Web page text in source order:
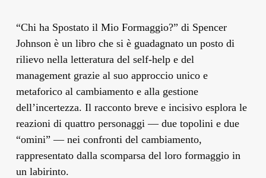
“Chi ha Spostato il Mio Formaggio?” di Spencer
Johnson è un libro che si è guadagnato un posto di
rilievo nella letteratura del self-help e del
management grazie al suo approccio unico e
metaforico al cambiamento e alla gestione
dell’incertezza. Il racconto breve e incisivo esplora le
reazioni di quattro personaggi — due topolini e due
“omini” — nei confronti del cambiamento,
rappresentato dalla scomparsa del loro formaggio in
un labirinto.